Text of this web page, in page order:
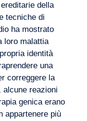
della
tecniche di
ha mostrato
loro malattia
identità
una
correggere la
alcune reazioni
genicaerano
appartenere più